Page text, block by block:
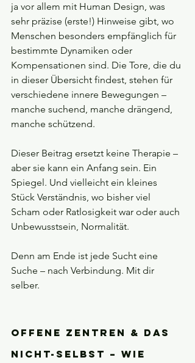
ja vor allem mit Human Design, was
sehr präzise (erste!) Hinweise gibt, wo
Menschen besonders empfänglich für
bestimmte Dynamiken oder
Kompensationen sind. Die Tore, die du
in dieser Übersicht findest, stehen für
verschiedene innere Bewegungen –
manche suchend, manche drängend,
manche schützend.
Dieser Beitrag ersetzt keine Therapie –
aber sie kann ein Anfang sein. Ein
Spiegel. Und vielleicht ein kleines
Stück Verständnis, wo bisher viel
Scham oder Ratlosigkeit war oder auch
Unbewusstsein, Normalität.
Denn am Ende ist jede Sucht eine
Suche – nach Verbindung. Mit dir
selber.
Offene Zentren & das
Nicht-Selbst – Wie